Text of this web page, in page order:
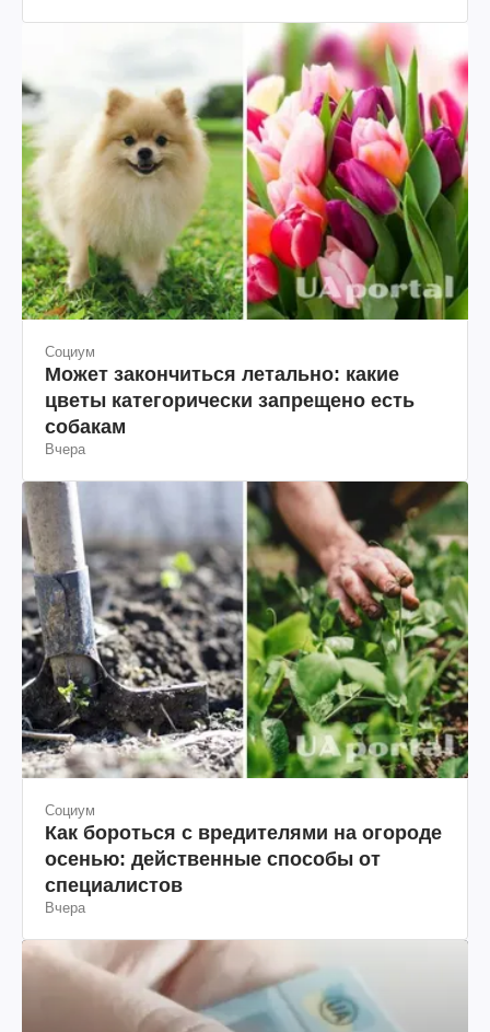
Социум
Может закончиться летально: какие
цветы категорически запрещено есть
собакам
Вчера
Социум
Как бороться с вредителями на огороде
осенью: действенные способы от
специалистов
Вчера